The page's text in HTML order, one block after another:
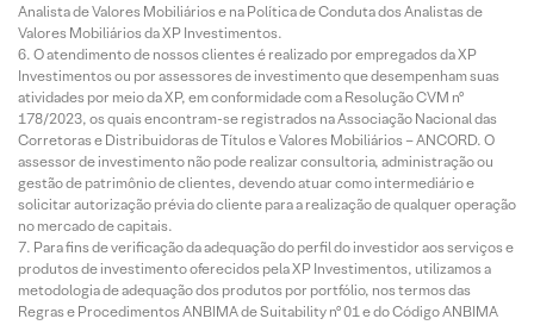
Analista de Valores Mobiliários e na Política de Conduta dos Analistas de
Valores Mobiliários da XP Investimentos.
O atendimento de nossos clientes é realizado por empregados da XP
Investimentos ou por assessores de investimento que desempenham suas
atividades por meio da XP, em conformidade com a Resolução CVM nº
178/2023, os quais encontram-se registrados na Associação Nacional das
Corretoras e Distribuidoras de Títulos e Valores Mobiliários – ANCORD. O
assessor de investimento não pode realizar consultoria, administração ou
gestão de patrimônio de clientes, devendo atuar como intermediário e
solicitar autorização prévia do cliente para a realização de qualquer operação
no mercado de capitais.
Para fins de verificação da adequação do perfil do investidor aos serviços e
produtos de investimento oferecidos pela XP Investimentos, utilizamos a
metodologia de adequação dos produtos por portfólio, nos termos das
Regras e Procedimentos ANBIMA de Suitability nº 01 e do Código ANBIMA